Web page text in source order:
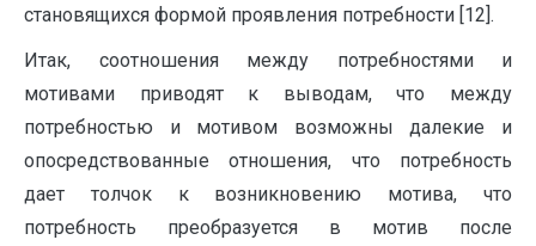
становящихся формой проявления потребности [12].
Итак, соотношения между потребностями и
мотивами приводят к выводам, что между
потребностью и мотивом возможны далекие и
опосредствованные отно­шения, что потребность
дает толчок к возникновению мотива, что
потребность преобразуется в мотив после